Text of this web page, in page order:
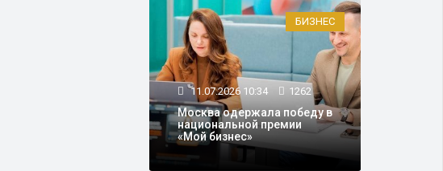
БИЗНЕС
11.07.2026 10:34 1262
Москва одержала победу в
национальной премии
«Мой бизнес»